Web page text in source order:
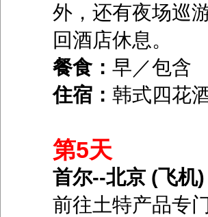
外，还有夜场巡
回酒店休息。
餐食： 早／包
住宿： 韩式四花
第5天
首尔--北京 (飞机)
前往土特产品专